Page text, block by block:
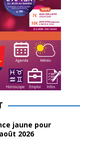
jaune pour
2026